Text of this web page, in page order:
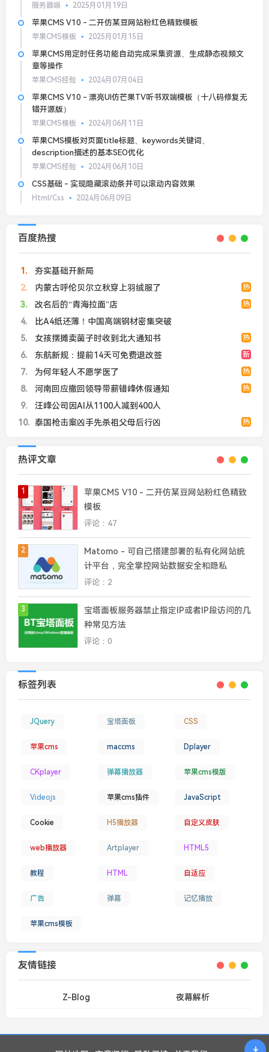
服务器端 2025月01月19日
苹果CMS V10 - 二开仿某豆网站粉红色精致模板
苹果CMS模板 2025月01月15日
苹果CMS用定时任务功能自动完成采集资源、生成静态视频文
章等操作
苹果CMS经验 2024月07月04日
苹果CMS V10 - 漂亮UI仿芒果TV听书双端模板（十八码修复无
错开源版）
苹果CMS模板 2024月06月11日
苹果CMS模板对页面title标题、keywords关键词、
description描述的基本SEO优化
苹果CMS经验 2024月06月10日
CSS基础 - 实现隐藏滚动条并可以滚动内容效果
Html/Css 2024月06月09日
百度热搜
1
夯实基础开新局
2
热
内蒙古呼伦贝尔立秋穿上羽绒服了
3
热
改名后的“青海拉面”店
4
比A4纸还薄！中国高端钢材密集突破
5
热
女孩摆摊卖菌子时收到北大通知书
6
新
东航新规：提前14天可免费退改签
7
热
为何年轻人不愿学医了
8
热
河南回应撤回领导带薪错峰休假通知
9
汪峰公司因AI从1100人减到400人
10
热
泰国枪击案凶手先杀祖父母后行凶
热评文章
1
苹果CMS V10 - 二开仿某豆网站粉红色精致
模板
评论：47
2
Matomo - 可自己搭建部署的私有化网站统
计平台，完全掌控网站数据安全和隐私
评论：2
3
宝塔面板服务器禁止指定IP或者IP段访问的几
种常见方法
评论：0
标签列表
JQuery 宝塔面板 CSS
苹果cms maccms Dplayer
CKplayer 弹幕播放器 苹果cms模版
Videojs 苹果cms插件 JavaScript
Cookie H5播放器 自定义皮肤
web播放器 Artplayer HTML5
教程 HTML 自适应
广告 弹幕 记忆播放
苹果cms模板
友情链接
Z-Blog 夜幕解析